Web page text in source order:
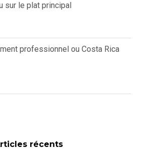
sur le plat principal
professionnel ou Costa Rica
récents